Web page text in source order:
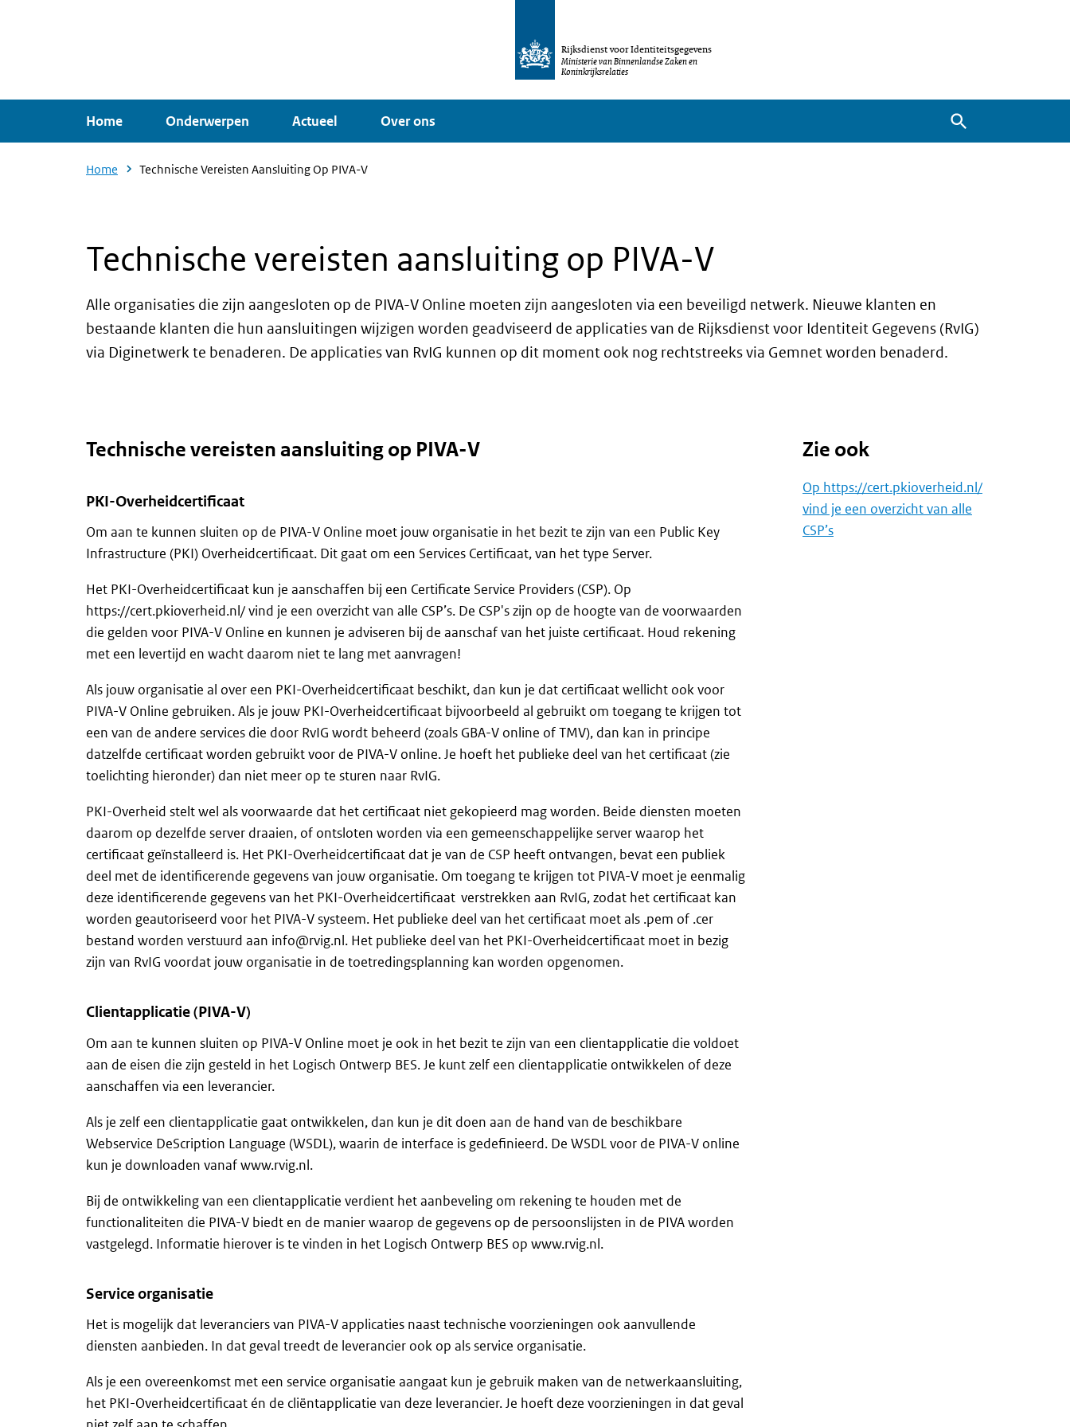
de
gaan
Rijksdienst voor Identiteitsgegevens
Ministerie van Binnenlandse Zaken en
Koninkrijksrelaties
Home Onderwerpen Actueel Over ons
Zoeken
Home Technische Vereisten Aansluiting Op PIVA-V
Technische vereisten aansluiting op PIVA-V
Alle organisaties die zijn aangesloten op de PIVA-V Online moeten zijn aangesloten via een beveiligd netwerk. Nieuwe klanten en
bestaande klanten die hun aansluitingen wijzigen worden geadviseerd de applicaties van de Rijksdienst voor Identiteit Gegevens (RvIG)
via Diginetwerk te benaderen. De applicaties van RvIG kunnen op dit moment ook nog rechtstreeks via Gemnet worden benaderd.
Technische vereisten aansluiting op PIVA-V
PKI-Overheidcertificaat
Om aan te kunnen sluiten op de PIVA-V Online moet jouw organisatie in het bezit te zijn van een Public Key
Infrastructure (PKI) Overheidcertificaat. Dit gaat om een Services Certificaat, van het type Server.
Het PKI-Overheidcertificaat kun je aanschaffen bij een Certificate Service Providers (CSP). Op
https://cert.pkioverheid.nl/ vind je een overzicht van alle CSP’s. De CSP's zijn op de hoogte van de voorwaarden
die gelden voor PIVA-V Online en kunnen je adviseren bij de aanschaf van het juiste certificaat. Houd rekening
met een levertijd en wacht daarom niet te lang met aanvragen!
Als jouw organisatie al over een PKI-Overheidcertificaat beschikt, dan kun je dat certificaat wellicht ook voor
PIVA-V Online gebruiken. Als je jouw PKI-Overheidcertificaat bijvoorbeeld al gebruikt om toegang te krijgen tot
een van de andere services die door RvIG wordt beheerd (zoals GBA-V online of TMV), dan kan in principe
datzelfde certificaat worden gebruikt voor de PIVA-V online. Je hoeft het publieke deel van het certificaat (zie
toelichting hieronder) dan niet meer op te sturen naar RvIG.
PKI-Overheid stelt wel als voorwaarde dat het certificaat niet gekopieerd mag worden. Beide diensten moeten
daarom op dezelfde server draaien, of ontsloten worden via een gemeenschappelijke server waarop het
certificaat geïnstalleerd is. Het PKI-Overheidcertificaat dat je van de CSP heeft ontvangen, bevat een publiek
deel met de identificerende gegevens van jouw organisatie. Om toegang te krijgen tot PIVA-V moet je eenmalig
deze identificerende gegevens van het PKI-Overheidcertificaat verstrekken aan RvIG, zodat het certificaat kan
worden geautoriseerd voor het PIVA-V systeem. Het publieke deel van het certificaat moet als .pem of .cer
bestand worden verstuurd aan info@rvig.nl. Het publieke deel van het PKI-Overheidcertificaat moet in bezig
zijn van RvIG voordat jouw organisatie in de toetredingsplanning kan worden opgenomen.
Clientapplicatie (PIVA-V)
Om aan te kunnen sluiten op PIVA-V Online moet je ook in het bezit te zijn van een clientapplicatie die voldoet
aan de eisen die zijn gesteld in het Logisch Ontwerp BES. Je kunt zelf een clientapplicatie ontwikkelen of deze
aanschaffen via een leverancier.
Als je zelf een clientapplicatie gaat ontwikkelen, dan kun je dit doen aan de hand van de beschikbare
Webservice DeScription Language (WSDL), waarin de interface is gedefinieerd. De WSDL voor de PIVA-V online
kun je downloaden vanaf www.rvig.nl.
Bij de ontwikkeling van een clientapplicatie verdient het aanbeveling om rekening te houden met de
functionaliteiten die PIVA-V biedt en de manier waarop de gegevens op de persoonslijsten in de PIVA worden
vastgelegd. Informatie hierover is te vinden in het Logisch Ontwerp BES op www.rvig.nl.
Service organisatie
Het is mogelijk dat leveranciers van PIVA-V applicaties naast technische voorzieningen ook aanvullende
diensten aanbieden. In dat geval treedt de leverancier ook op als service organisatie.
Als je een overeenkomst met een service organisatie aangaat kun je gebruik maken van de netwerkaansluiting,
het PKI-Overheidcertificaat én de cliëntapplicatie van deze leverancier. Je hoeft deze voorzieningen in dat geval
Zie ook
Op https://cert.pkioverheid.nl/
vind je een overzicht van alle
CSP’s